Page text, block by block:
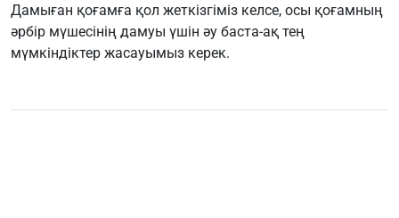
Дамыған қоғамға қол жеткізгіміз келсе, осы қоғамның
әрбір мүшесінің дамуы үшін әу баста-ақ тең
мүмкіндіктер жасауымыз керек.